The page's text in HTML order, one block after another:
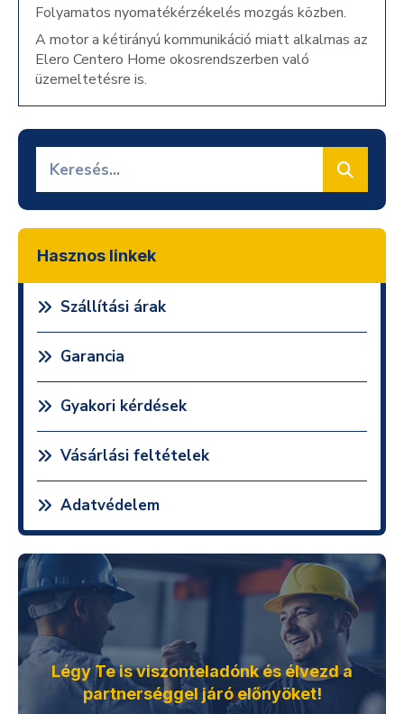
Folyamatos nyomatékérzékelés mozgás közben.
A motor a kétirányú kommunikáció miatt alkalmas az
Elero Centero Home okosrendszerben való
üzemeltetésre is.
Hasznos linkek
Szállítási árak
Garancia
Gyakori kérdések
Vásárlási feltételek
Adatvédelem
Légy Te is viszonteladónk és élvezd a
partnerséggel járó előnyöket!